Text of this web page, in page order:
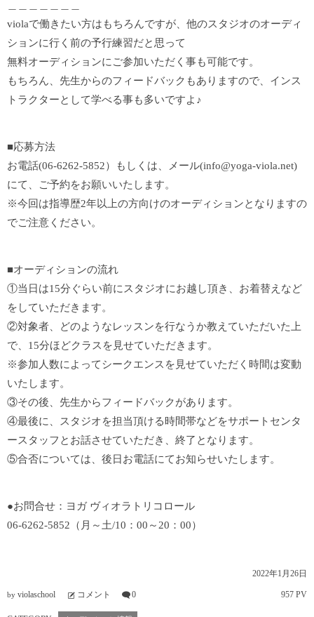
violaで働きたい方はもちろんですが、他のスタジオのオーディ
ションに行く前の予行練習だと思って
無料オーディションにご参加いただく事も可能です。
もちろん、先生からのフィードバックもありますので、インス
トラクターとして学べる事も多いですよ♪
■応募方法
お電話(06-6262-5852）もしくは、メール(info@yoga-viola.net)
にて、ご予約をお願いいたします。
※今回は指導歴2年以上の方向けのオーディションとなりますの
でご注意ください。
■オーディションの流れ
①当日は15分ぐらい前にスタジオにお越し頂き、お着替えなど
をしていただきます。
②対象者、どのようなレッスンを行なうか教えていただいた上
で、15分ほどクラスを見せていただきます。
※参加人数によってシークエンスを見せていただく時間は変動
いたします。
③その後、先生からフィードバックがあります。
④最後に、スタジオを担当頂ける時間帯などをサポートセンタ
ースタッフとお話させていただき、終了となります。
⑤合否については、後日お電話にてお知らせいたします。
●お問合せ：ヨガ ヴィオラトリコロール
06-6262-5852（月～土/10：00～20：00）
2022年1月26日
by violaschool コメント 0 957 PV